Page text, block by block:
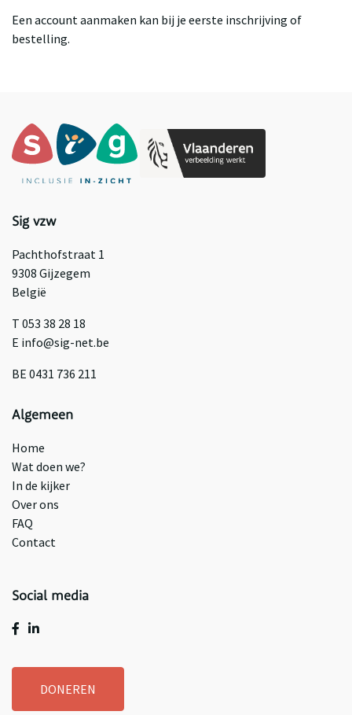
Een account aanmaken kan bij je eerste inschrijving of
bestelling.
Sig vzw
Pachthofstraat 1
9308 Gijzegem
België
T 053 38 28 18
E info@sig-net.be
BE 0431 736 211
Algemeen
Home
Wat doen we?
In de kijker
Over ons
FAQ
Contact
Social media
DONEREN